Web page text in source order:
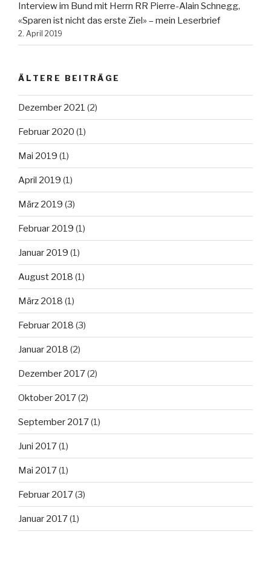
Interview im Bund mit Herrn RR Pierre-Alain Schnegg,
«Sparen ist nicht das erste Ziel» – mein Leserbrief
2. April 2019
ÄLTERE BEITRÄGE
Dezember 2021 (2)
Februar 2020 (1)
Mai 2019 (1)
April 2019 (1)
März 2019 (3)
Februar 2019 (1)
Januar 2019 (1)
August 2018 (1)
März 2018 (1)
Februar 2018 (3)
Januar 2018 (2)
Dezember 2017(2)
Oktober 2017(2)
September 2017(1)
Juni 2017(1)
Mai 2017(1)
Februar 2017(3)
Januar 2017(1)